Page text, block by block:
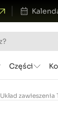
Części
Układ zawieszenia